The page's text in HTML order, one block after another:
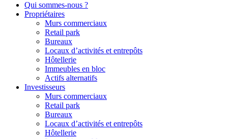
Qui sommes-nous ?
Propriétaires
Murs commerciaux
Retail park
Bureaux
Locaux d’activités et entrepôts
Hôtellerie
Immeubles en bloc
Actifs alternatifs
Investisseurs
Murs commerciaux
Retail park
Bureaux
Locaux d’activités et entrepôts
Hôtellerie